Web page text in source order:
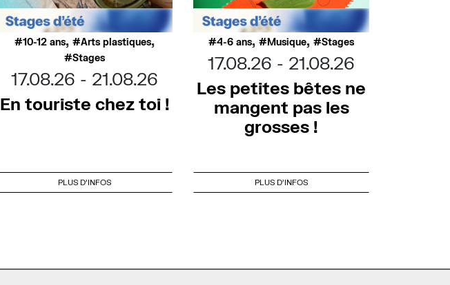
10-12 ans, Arts plastiques,
Stages
17.08.26
21.08.26
En touriste chez toi !
PLUS D'INFOS
4-6 ans, Musique, Stages
17.08.26
21.08.26
Les petites bêtes ne
mangent pas les
grosses !
PLUS D'INFOS